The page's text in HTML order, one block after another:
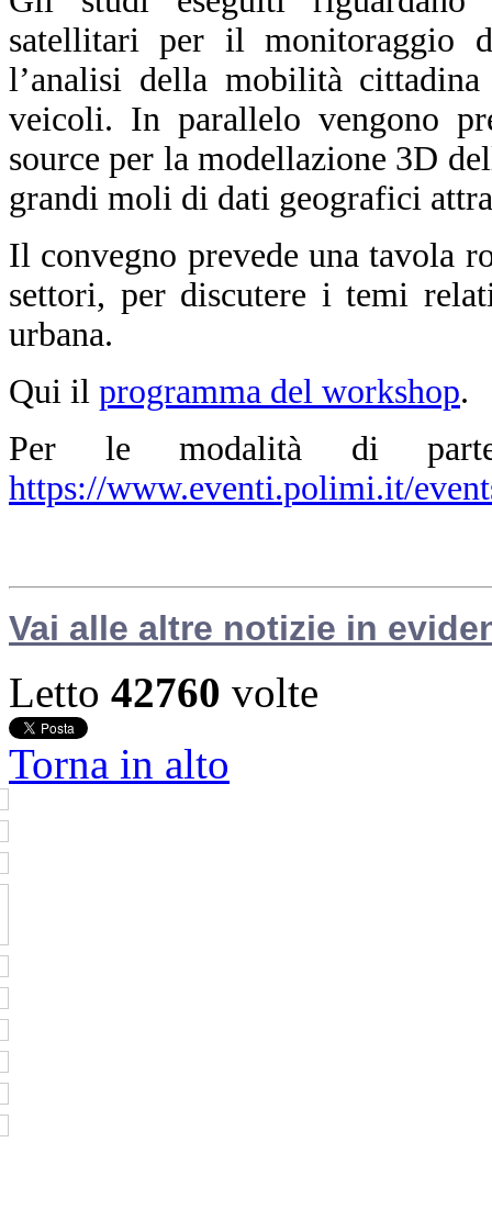
satellitari per il monitoraggio
l’analisi della mobilità
veicoli. In parallelo vengono
source per la modellazione 3D
grandi moli di dati geografici
Il convegno prevede una tavola
settori, per discutere i temi
urbana.
Qui il programma del workshop.
Per le modalità di
https://www.eventi.polimi.it/
Vai alle altre notizie in
Letto 42760 volte
Torna in alto